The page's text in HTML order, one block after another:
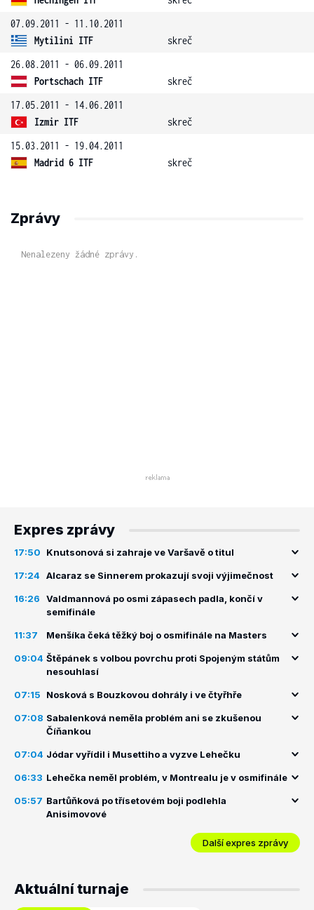
07.09.2011 - 11.10.2011
Mytilini ITF
skreč
26.08.2011 - 06.09.2011
Portschach ITF
skreč
17.05.2011 - 14.06.2011
Izmir ITF
skreč
15.03.2011 - 19.04.2011
Madrid 6 ITF
skreč
Zprávy
Nenalezeny žádné zprávy.
Expres zprávy
17:50 Knutsonová si zahraje ve Varšavě o titul
17:24 Alcaraz se Sinnerem prokazují svoji výjimečnost
16:26
Valdmannová po osmi zápasech padla, končí v
semifinále
11:37 Menšíka čeká těžký boj o osmifinále na Masters
09:04 Štěpánek s volbou povrchu proti Spojeným státům
nesouhlasí
07:15 Nosková s Bouzkovou dohrály i ve čtyřhře
07:08 Sabalenková neměla problém ani se zkušenou
Číňankou
07:04 Jódar vyřídil i Musettiho a vyzve Lehečku
06:33 Lehečka neměl problém, v Montrealu je v osmifinále
05:57 Bartůňková po třísetovém boji podlehla
Anisimovové
Další expres zprávy
Aktuální turnaje